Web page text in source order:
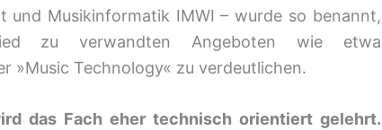
und Musikinformatik IMWI – wurde so benannt,
zu verwandten Angeboten wie etwa
»Music Technology« zu verdeutlichen.
das Fach eher technisch orientiert gelehrt.